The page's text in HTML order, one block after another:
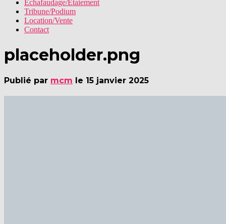
Echafaudage/Etaiement
Tribune/Podium
Location/Vente
Contact
placeholder.png
Publié par mcm le 15 janvier 2025